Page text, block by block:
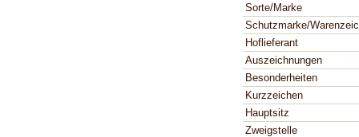
Sorte/Marke
Schutzmarke/
Hoflieferant
Auszeichnungen
Besonderheiten
Kurzzeichen
Hauptsitz
Zweigstelle